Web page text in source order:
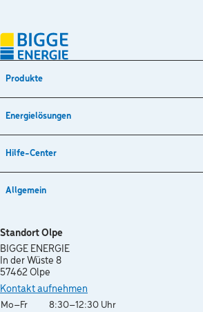
Produkte
Energielösungen
Hilfe-Center
Allgemein
Standort Olpe
BIGGE ENERGIE
In der Wüste 8
57462 Olpe
Kontakt aufnehmen
WochentagÖffnungszeiten
Mo–Fr
8:30–12:30 Uhr